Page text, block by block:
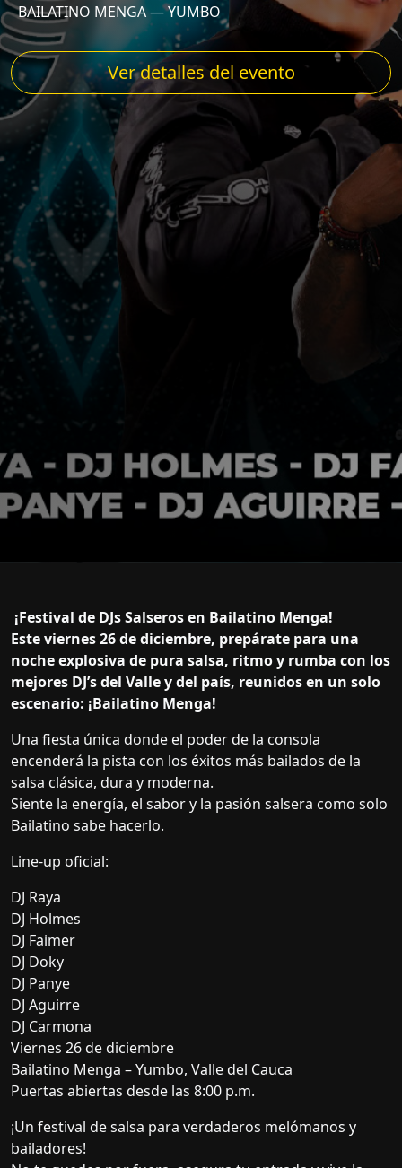
BAILATINO MENGA — YUMBO
Ver detalles del evento
¡Festival de DJs Salseros en Bailatino Menga!
Este viernes 26 de diciembre, prepárate para una
noche explosiva de pura salsa, ritmo y rumba con los
mejores DJ’s del Valle y del país, reunidos en un solo
escenario: ¡Bailatino Menga!
Una fiesta única donde el poder de la consola
encenderá la pista con los éxitos más bailados de la
salsa clásica, dura y moderna.
Siente la energía, el sabor y la pasión salsera como solo
Bailatino sabe hacerlo.
Line-up oficial:
DJ Raya
DJ Holmes
DJ Faimer
DJ Doky
DJ Panye
DJ Aguirre
DJ Carmona
Viernes 26 de diciembre
Bailatino Menga – Yumbo, Valle del Cauca
Puertas abiertas desde las 8:00 p.m.
¡Un festival de salsa para verdaderos melómanos y
bailadores!